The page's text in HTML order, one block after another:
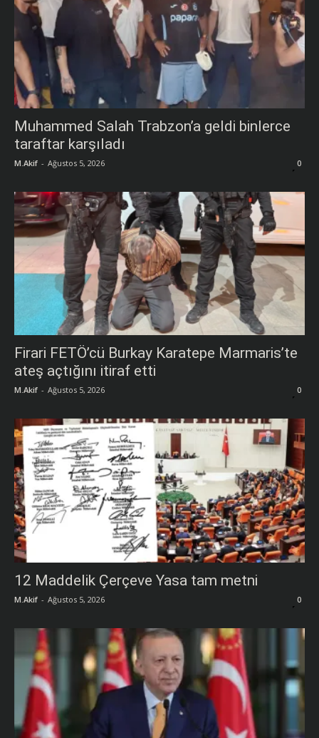
Muhammed Salah Trabzon’a geldi binlerce
taraftar karşıladı
M.Akif - Ağustos 5, 2026 0
Firari FETÖ’cü Burkay Karatepe Marmaris’te
ateş açtığını itiraf etti
M.Akif - Ağustos 5, 2026 0
12 Maddelik Çerçeve Yasa tam metni
M.Akif - Ağustos 5, 2026 0